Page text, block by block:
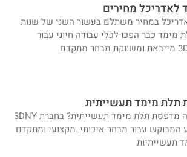
מחירים
במחיר משתלם בעשור השני של שנות
כבר הפכו לכלי עבודה חיוני עבור
מימד תעשייתית
רוצים לדעת כמה עולה מדפסת תלת מימד תעשייתית? בחברת 3DNY
עבור מבחר איכותי, מקצועי ומתקדם
תעשייתיות